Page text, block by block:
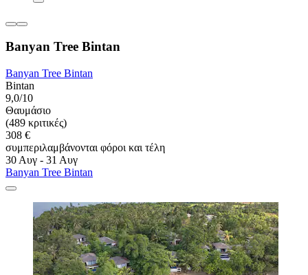
Banyan Tree Bintan
Banyan Tree Bintan
Bintan
9,0/10
Θαυμάσιο
(489 κριτικές)
308 €
συμπεριλαμβάνονται φόροι και τέλη
30 Αυγ - 31 Αυγ
Banyan Tree Bintan